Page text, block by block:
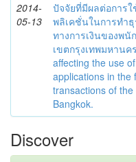
2014-
05-13
ปัจจัยที่มีผลต่อการ
พลิเคชั่นในการทำ
ทางการเงินของพ
เขตกรุงเทพมหานค
affecting the use
applications in the
transactions of
Bangkok.
Discover